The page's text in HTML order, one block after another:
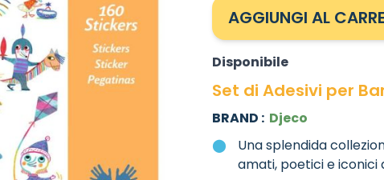
AGGIUNGI AL
Disponibile
Set di Adesivi per
BRAND : Djeco
Una splendida
amati, poetici e